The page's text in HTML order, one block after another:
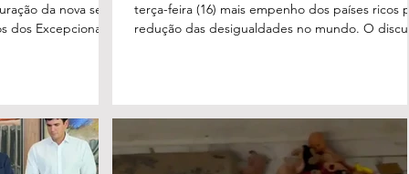
da nova sede
dos Excepcionais,
inclusão, educação
às
estrutura foi
dese
terça-feira (16) mais empenho dos países ricos
redução das desigualdades no mundo. O
entre países ricos e pobres tem aumentado.
desafios se multiplicam, mas a solidariedade
internacional encolhe. A distância que separa a
prosperidade de Évian da realidade